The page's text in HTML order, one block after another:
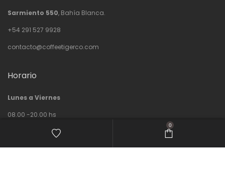
Sarmiento 550, Bahía Blanca.
+54 291 527 9928
contacto@coffeetigerco.com
Horario
Lunes a Viernes
08.00 -20.00 hs
09:00–13:00, 16:00–20:00 hs
0